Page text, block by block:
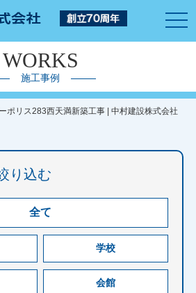
WORKS
施工事例
ポリス283西天満新築工事 | 中村建設株式会社
り込む
全て
学校
会館